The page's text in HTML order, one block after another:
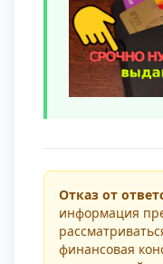
Отказ от
информация
финансовая